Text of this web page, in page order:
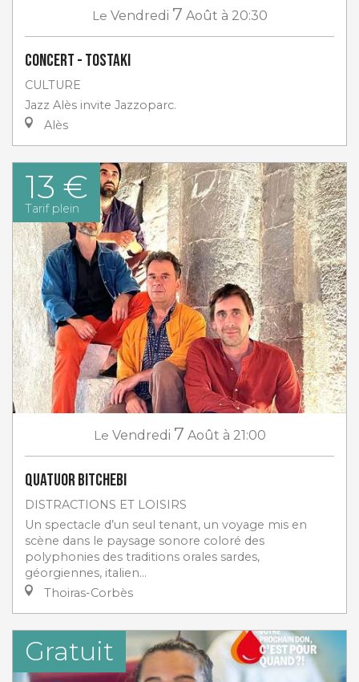
Le Vendredi 7 Août à 20:30
Concert - Tostaki
CULTURE
Jazz Alès invite Jazzoparc.
Alès
13 €
Tarif plein
Le Vendredi 7 Août à 21:00
Quatuor Bitchebi
DISTRACTIONS ET LOISIRS
Un spectacle d’un seul tenant, un voyage mis en
scène dans le paysage sonore coloré des
polyphonies des traditions orales sardes,
géorgiennes, italien...
Thoiras-Corbès
Gratuit